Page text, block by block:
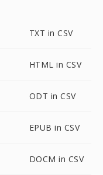
TXT in CSV
HTML in CSV
ODT in CSV
EPUB in CSV
DOCM in CSV